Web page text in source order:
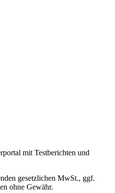
mit Testberichten und
gesetzlichen MwSt., ggf.
ohne Gewähr.